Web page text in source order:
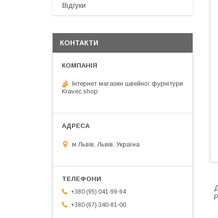
Відгуки
КОНТАКТИ
Інтернет магазин швейної фурнітури
Kravec.shop
м Львів, Львів, Україна
+380 (95) 041-99-94
+380 (67) 340-81-00